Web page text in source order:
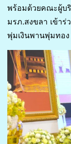
พร้อมด้วยคณะผู้บ
มรภ.สงขลา เข้าร่
พุ่มเงินพานพุ่มทอ